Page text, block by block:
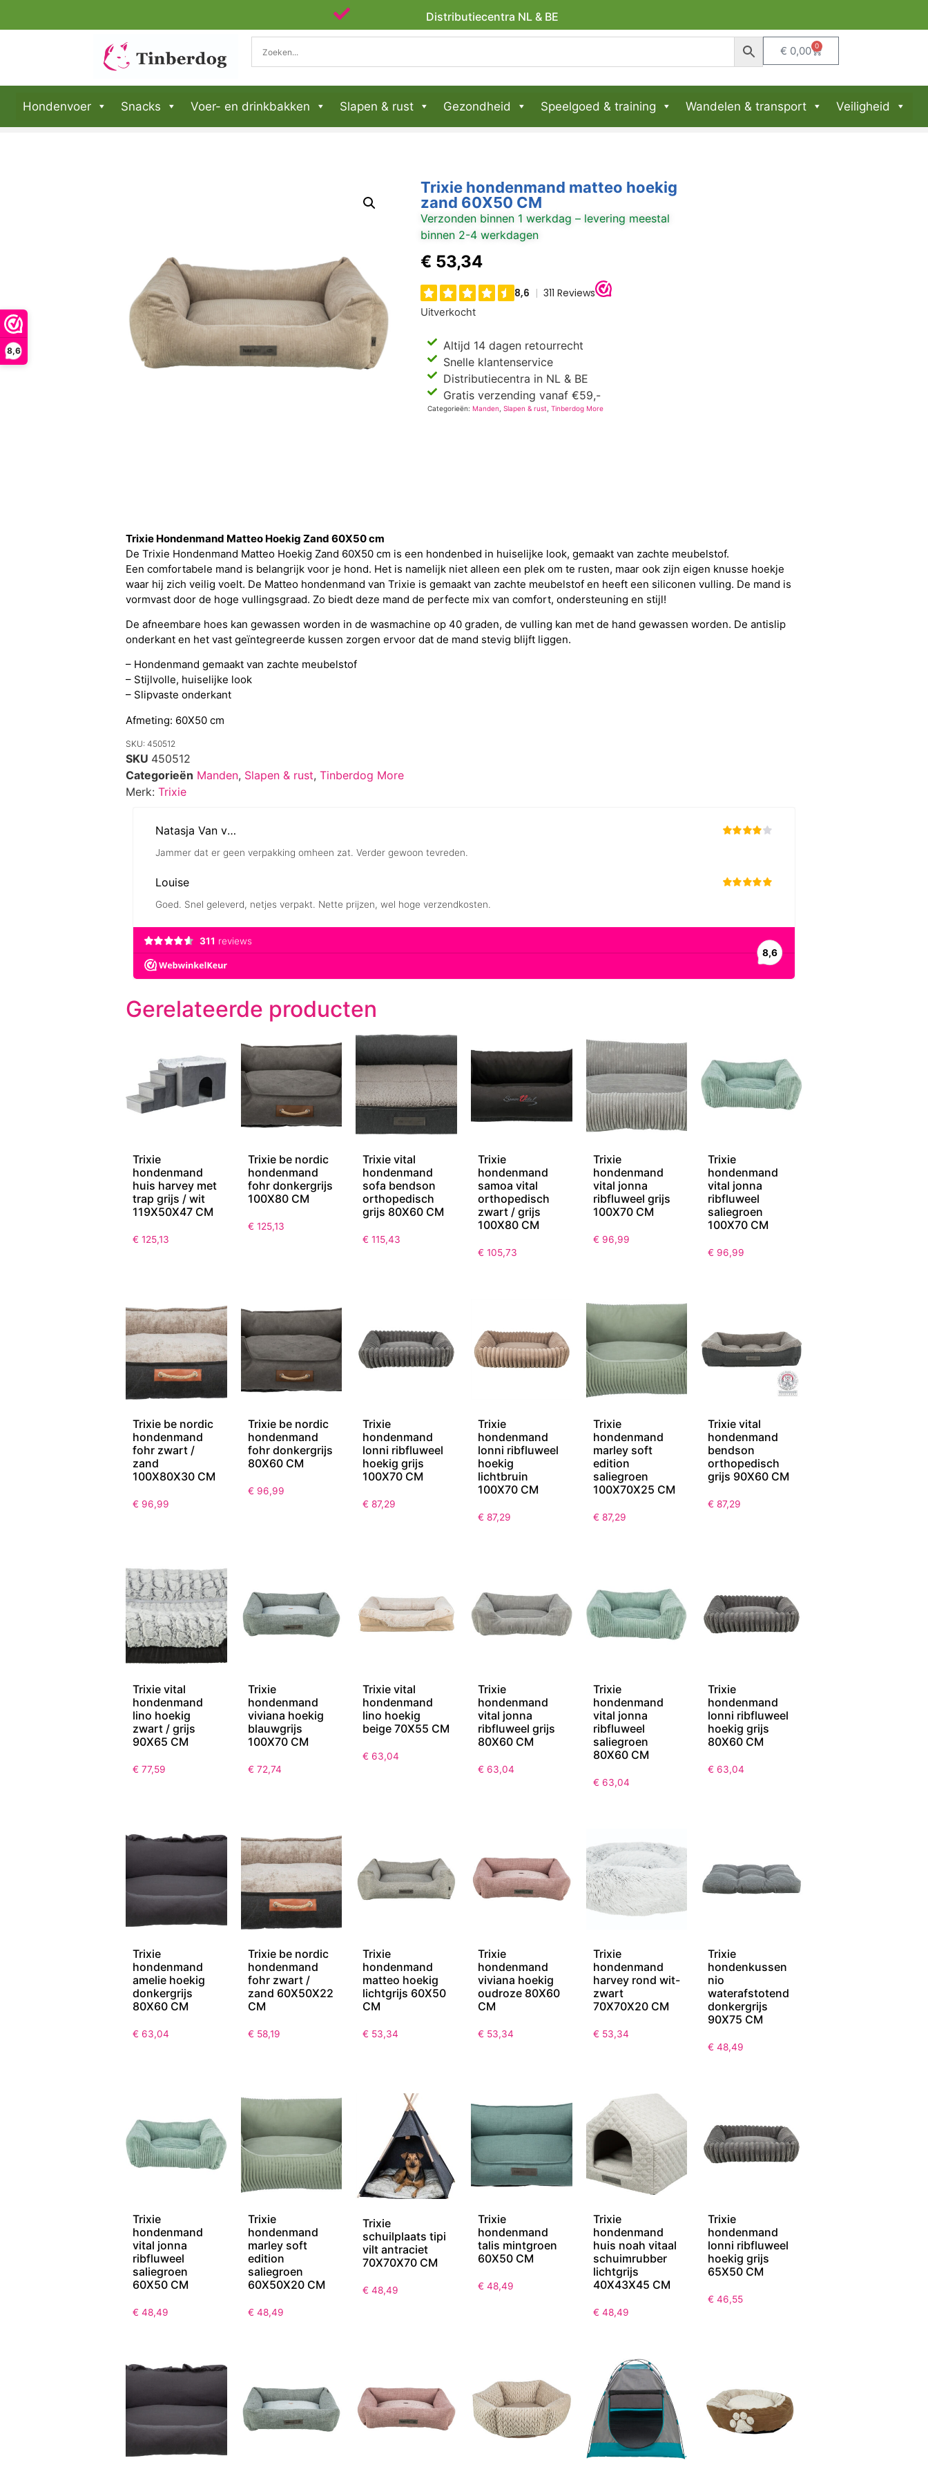
8,6
Distributiecentra NL & BE
Lid van WebwinkelKeur
€ 0,00 0
Hondenvoer Snacks Voer- en drinkbakken Slapen & rust Gezondheid Speelgoed & training Wandelen & transport Veiligheid
Trixie hondenmand matteo hoekig
zand 60X50 CM
Verzonden binnen 1 werkdag – levering meestal
binnen 2-4 werkdagen
€ 53,34
Uitverkocht
Altijd 14 dagen retourrecht
Snelle klantenservice
Distributiecentra in NL & BE
Gratis verzending vanaf €59,-
Categorieën:Manden ,Slapen & rust ,Tinberdog More
Trixie Hondenmand Matteo Hoekig Zand 60X50 cm
De Trixie Hondenmand Matteo Hoekig Zand 60X50 cm is een hondenbed in huiselijke look, gemaakt van zachte meubelstof.
Een comfortabele mand is belangrijk voor je hond. Het is namelijk niet alleen een plek om te rusten, maar ook zijn eigen knusse hoekje
waar hij zich veilig voelt. De Matteo hondenmand van Trixie is gemaakt van zachte meubelstof en heeft een siliconen vulling. De mand is
vormvast door de hoge vullingsgraad. Zo biedt deze mand de perfecte mix van comfort, ondersteuning en stijl!
De afneembare hoes kan gewassen worden in de wasmachine op 40 graden, de vulling kan met de hand gewassen worden. De antislip
onderkant en het vast geïntegreerde kussen zorgen ervoor dat de mand stevig blijft liggen.
– Hondenmand gemaakt van zachte meubelstof
– Stijlvolle, huiselijke look
– Slipvaste onderkant
Afmeting: 60X50 cm
SKU: 450512
SKU 450512
Categorieën Manden, Slapen & rust, Tinberdog More
Merk: Trixie
Gerelateerde producten
Trixie
hondenmand
huis harvey met
trap grijs / wit
119X50X47 CM
€ 125,13
Trixie be nordic
hondenmand
fohr donkergrijs
100X80 CM
€ 125,13
Trixie vital
hondenmand
sofa bendson
orthopedisch
grijs 80X60 CM
€ 115,43
Trixie
hondenmand
samoa vital
orthopedisch
zwart / grijs
100X80 CM
€ 105,73
Trixie
hondenmand
vital jonna
ribfluweel grijs
100X70 CM
€ 96,99
Trixie
hondenmand
vital jonna
ribfluweel
saliegroen
100X70 CM
€ 96,99
Trixie be nordic
hondenmand
fohr zwart /
zand
100X80X30 CM
€ 96,99
Trixie be nordic
hondenmand
fohr donkergrijs
80X60 CM
€ 96,99
Trixie
hondenmand
lonni ribfluweel
hoekig grijs
100X70 CM
€ 87,29
Trixie
hondenmand
lonni ribfluweel
hoekig
lichtbruin
100X70 CM
€ 87,29
Trixie
hondenmand
marley soft
edition
saliegroen
100X70X25 CM
€ 87,29
Trixie vital
hondenmand
bendson
orthopedisch
grijs 90X60 CM
€ 87,29
Trixie vital
hondenmand
lino hoekig
zwart / grijs
90X65 CM
€ 77,59
Trixie
hondenmand
viviana hoekig
blauwgrijs
100X70 CM
€ 72,74
Trixie vital
hondenmand
lino hoekig
beige 70X55 CM
€ 63,04
Trixie
hondenmand
vital jonna
ribfluweel grijs
80X60 CM
€ 63,04
Trixie
hondenmand
vital jonna
ribfluweel
saliegroen
80X60 CM
€ 63,04
Trixie
hondenmand
lonni ribfluweel
hoekig grijs
80X60 CM
€ 63,04
Trixie
hondenmand
amelie hoekig
donkergrijs
80X60 CM
€ 63,04
Trixie be nordic
hondenmand
fohr zwart /
zand 60X50X22
CM
€ 58,19
Trixie
hondenmand
matteo hoekig
lichtgrijs 60X50
CM
€ 53,34
Trixie
hondenmand
viviana hoekig
oudroze 80X60
CM
€ 53,34
Trixie
hondenmand
harvey rond wit-
zwart
70X70X20 CM
€ 53,34
Trixie
hondenkussen
nio
waterafstotend
donkergrijs
90X75 CM
€ 48,49
Trixie
hondenmand
vital jonna
ribfluweel
saliegroen
60X50 CM
€ 48,49
Trixie
hondenmand
marley soft
edition
saliegroen
60X50X20 CM
€ 48,49
Trixie
schuilplaats tipi
vilt antraciet
70X70X70 CM
€ 48,49
Trixie
hondenmand
talis mintgroen
60X50 CM
€ 48,49
Trixie
hondenmand
huis noah vitaal
schuimrubber
lichtgrijs
40X43X45 CM
€ 48,49
Trixie
hondenmand
lonni ribfluweel
hoekig grijs
65X50 CM
€ 46,55